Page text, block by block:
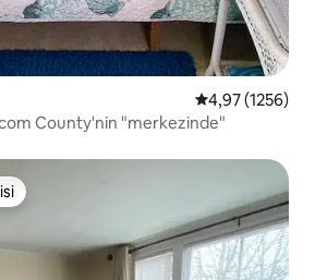
5 üzerinden
4,97 (1256)
County'nin "merkezinde"
en beğenilenler arasında